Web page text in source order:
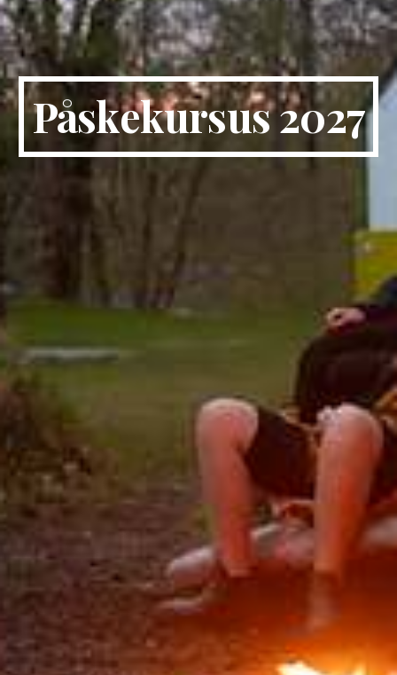
Påskekursus 2027